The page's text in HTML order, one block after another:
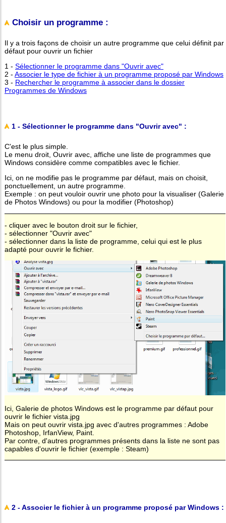
Choisir un programme :
Il y a trois façons de choisir un autre programme que celui définit par
défaut pour ouvrir un fichier
1 - Sélectionner le programme dans "Ouvrir avec"
2 - Associer le type de fichier à un programme proposé par Windows
3 - Rechercher le programme à associer dans le dossier
Programmes de Windows
1 - Sélectionner le programme dans "Ouvrir avec" :
C'est le plus simple.
Le menu droit, Ouvrir avec, affiche une liste de programmes que
Windows considère comme compatibles avec le fichier.
Ici, on ne modifie pas le programme par défaut, mais on choisit,
ponctuellement, un autre programme.
Exemple : on peut vouloir ouvrir une photo pour la visualiser (Galerie
de Photos Windows) ou pour la modifier (Photoshop)
- cliquer avec le bouton droit sur le fichier,
- sélectionner "Ouvrir avec"
- sélectionner dans la liste de programme, celui qui est le plus
adapté pour ouvrir le fichier.
Ici, Galerie de photos Windows est le programme par défaut pour
ouvrir le fichier vista.jpg
Mais on peut ouvrir vista.jpg avec d'autres programmes : Adobe
Photoshop, IrfanView, Paint.
Par contre, d'autres programmes présents dans la liste ne sont pas
capables d'ouvrir le fichier (exemple : Steam)
2 - Associer le fichier à un programme proposé par Windows :